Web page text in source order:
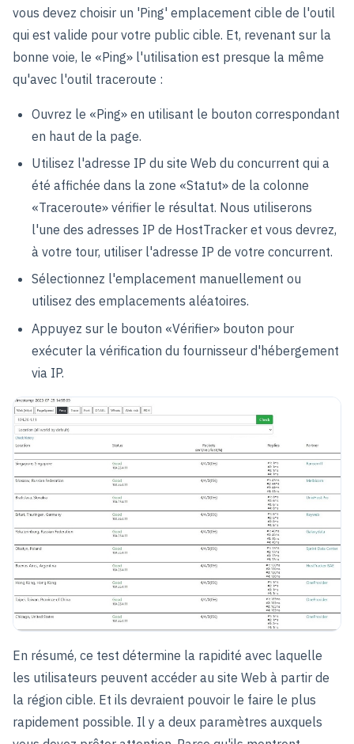
vous devez choisir un 'Ping' emplacement cible de l'outil
qui est valide pour votre public cible. Et, revenant sur la
bonne voie, le «Ping» l'utilisation est presque la même
qu'avec l'outil traceroute :
Ouvrez le «Ping» en utilisant le bouton correspondant
en haut de la page.
Utilisez l'adresse IP du site Web du concurrent qui a
été affichée dans la zone «Statut» de la colonne
«Traceroute» vérifier le résultat. Nous utiliserons
l'une des adresses IP de HostTracker et vous devrez,
à votre tour, utiliser l'adresse IP de votre concurrent.
Sélectionnez l'emplacement manuellement ou
utilisez des emplacements aléatoires.
Appuyez sur le bouton «Vérifier» bouton pour
exécuter la vérification du fournisseur d'hébergement
via IP.
En résumé, ce test détermine la rapidité avec laquelle
les utilisateurs peuvent accéder au site Web à partir de
la région cible. Et ils devraient pouvoir le faire le plus
rapidement possible. Il y a deux paramètres auxquels